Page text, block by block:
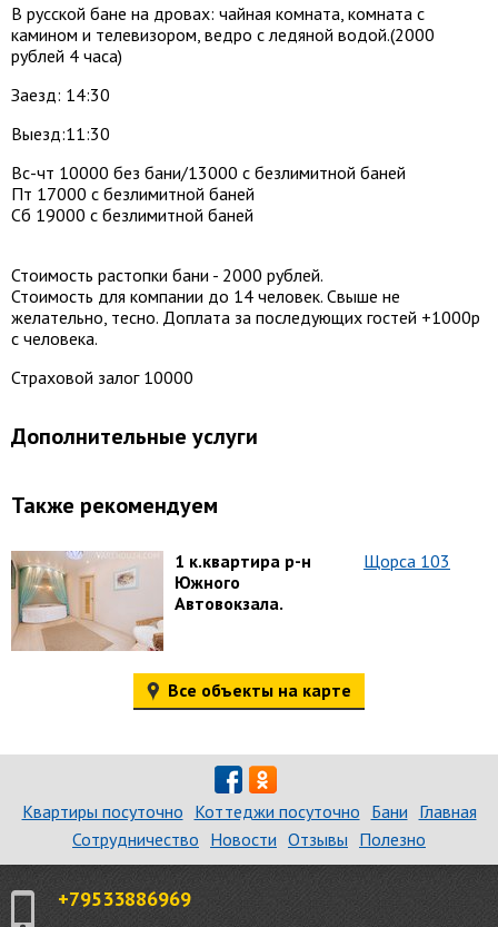
В русской бане на дровах: чайная комната, комната с
камином и телевизором, ведро с ледяной водой.(2000
рублей 4 часа)
Заезд: 14:30
Выезд:11:30
Вс-чт 10000 без бани/13000 с безлимитной баней
Пт 17000 с безлимитной баней
Сб 19000 с безлимитной баней
Стоимость растопки бани - 2000 рублей.
Стоимость для компании до 14 человек. Свыше не
желательно, тесно. Доплата за последующих гостей +1000р
с человека.
Страховой залог 10000
Дополнительные услуги
Также рекомендуем
1 к.квартира р-н
Южного
Автовокзала.
Щорса 103
Все объекты на карте
Квартиры посуточно Коттеджи посуточно Бани Главная
Сотрудничество Новости Отзывы Полезно
+79533886969